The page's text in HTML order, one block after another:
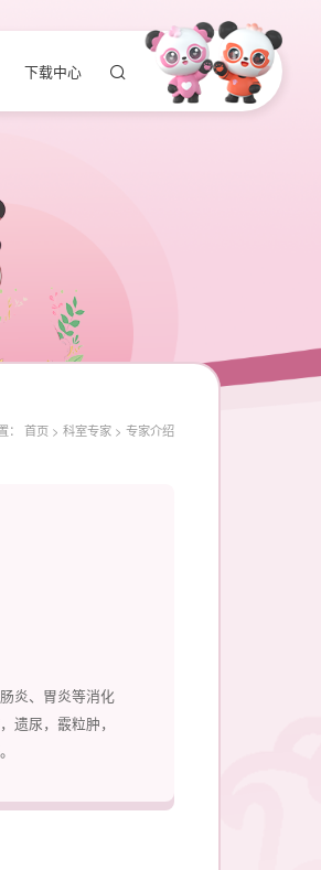
下载中心
： 首页 >科室专家 >专家介绍
炎、胃炎等消化
遗尿，霰粒肿，